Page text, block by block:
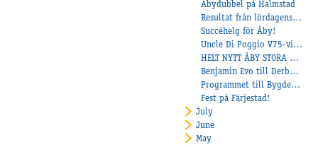
Åbydubbel på Halmstad
Resultat från lördagens Bygdetrav!
Succéhelg för Åby!
Uncle Di Poggio V75-vinnare!
HELT NYTT ÅBY STORA PRIS
Benjamin Evo till Derbyfinalen!
Programmet till Bygdetravet 170826
Fest på Färjestad!
July
June
May